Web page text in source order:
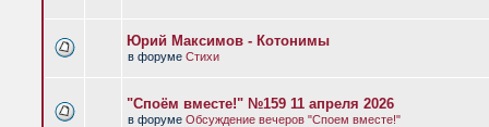
Юрий Максимов - Котонимы
в форуме Стихи
"Споём вместе!" №159 11 апреля 2026
в форуме Обсуждение вечеров "Споем вместе!"